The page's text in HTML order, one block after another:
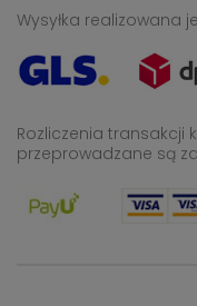
Wysyłka realizowana
Rozliczenia transakcji
przeprowadzane są